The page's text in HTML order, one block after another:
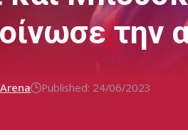
την
Published: 24/06/2023